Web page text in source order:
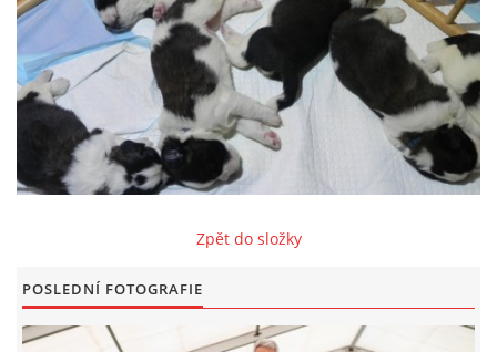
ŠTĚŇATA
VÝSTAVNÍ ÚSPĚCHY NAŠÍ CHS
FOTOALBUM
KONTAKT
Zpět do složky
POSLEDNÍ FOTOGRAFIE